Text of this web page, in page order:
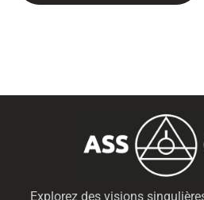
Explorez des visions